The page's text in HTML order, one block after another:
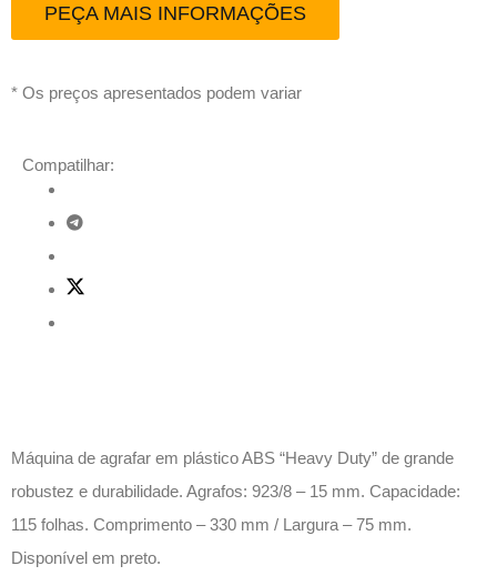
PEÇA MAIS INFORMAÇÕES
* Os preços apresentados podem variar
Compatilhar:
Máquina de agrafar em plástico ABS “Heavy Duty” de grande
robustez e durabilidade. Agrafos: 923/8 – 15 mm. Capacidade:
115 folhas. Comprimento – 330 mm / Largura – 75 mm.
Disponível em preto.